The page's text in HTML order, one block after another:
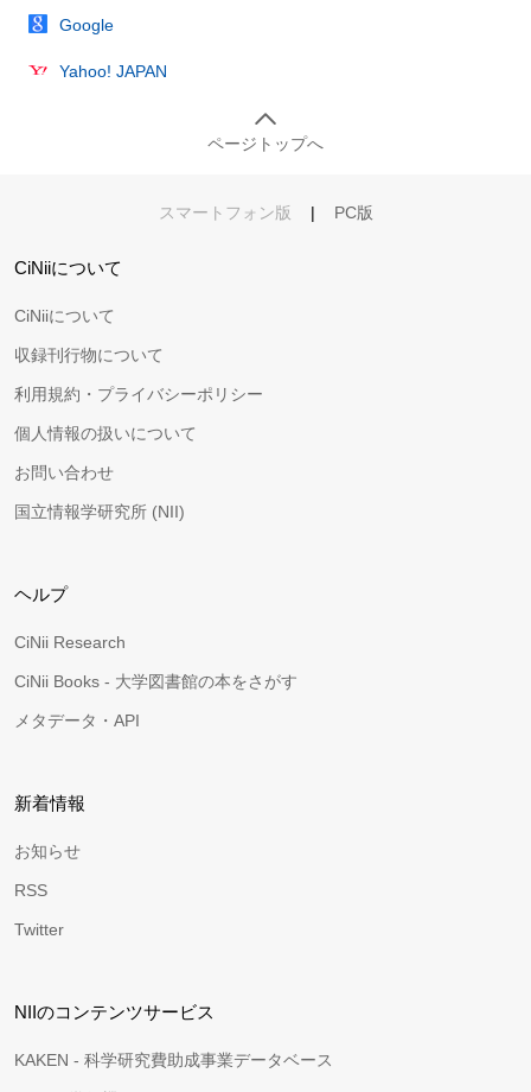
Google
Yahoo! JAPAN
ページトップへ
スマートフォン版 | PC版
CiNiiについて
CiNiiについて
収録刊行物について
利用規約・プライバシーポリシー
個人情報の扱いについて
お問い合わせ
国立情報学研究所 (NII)
ヘルプ
CiNii Research
CiNii Books - 大学図書館の本をさがす
メタデータ・API
新着情報
お知らせ
RSS
Twitter
NIIのコンテンツサービス
KAKEN - 科学研究費助成事業データベース